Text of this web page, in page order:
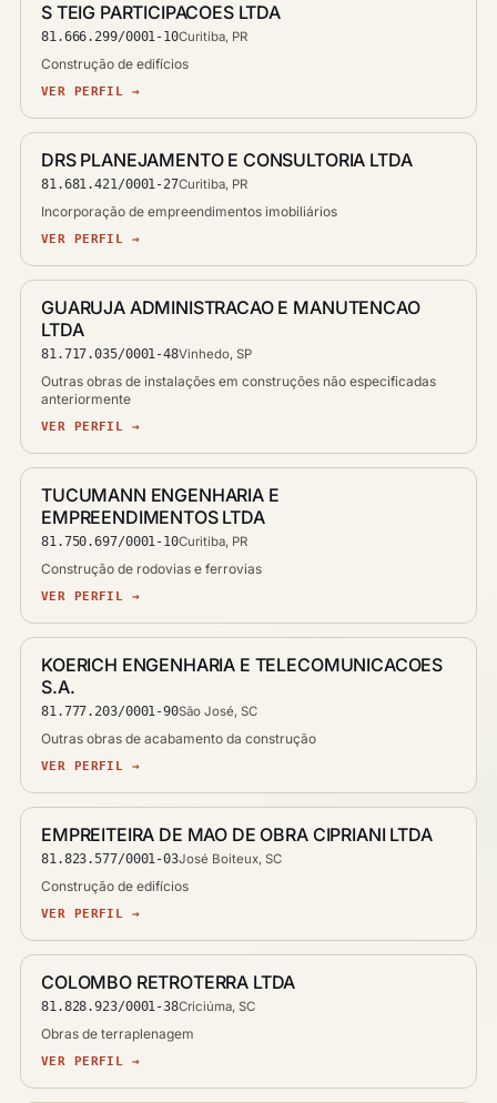
S TEIG PARTICIPACOES LTDA
81.666.299/0001-10Curitiba, PR
Construção de edifícios
VER PERFIL →
DRS PLANEJAMENTO E CONSULTORIA LTDA
81.681.421/0001-27Curitiba, PR
Incorporação de empreendimentos imobiliários
VER PERFIL →
GUARUJA ADMINISTRACAO E MANUTENCAO
LTDA
81.717.035/0001-48Vinhedo, SP
Outras obras de instalações em construções não especificadas
anteriormente
VER PERFIL →
TUCUMANN ENGENHARIA E
EMPREENDIMENTOS LTDA
81.750.697/0001-10Curitiba, PR
Construção de rodovias e ferrovias
VER PERFIL →
KOERICH ENGENHARIA E TELECOMUNICACOES
S.A.
81.777.203/0001-90São José, SC
Outras obras de acabamento da construção
VER PERFIL →
EMPREITEIRA DE MAO DE OBRA CIPRIANI LTDA
81.823.577/0001-03José Boiteux, SC
Construção de edifícios
VER PERFIL →
COLOMBO RETROTERRA LTDA
81.828.923/0001-38Criciúma, SC
Obras de terraplenagem
VER PERFIL →